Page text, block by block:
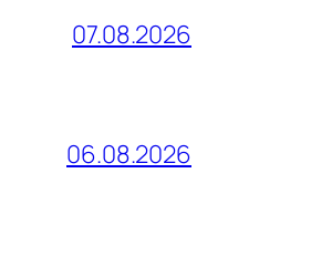
07.08.2026
06.08.2026